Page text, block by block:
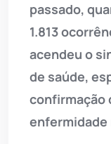
passado,
1.813
acendeu o
de saúde,
confirmação
enfermidade